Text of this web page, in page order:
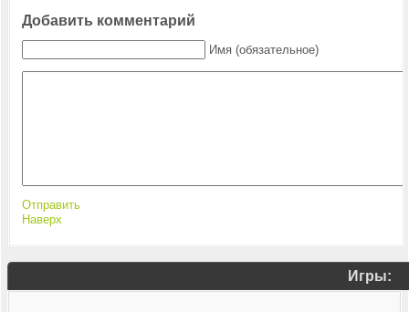
Добавить комментарий
Имя (обязательное)
Отправить
Наверх
Игры: